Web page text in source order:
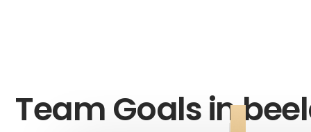
Team Goals in